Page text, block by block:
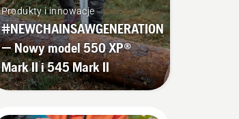
Produkty i innowacje
#NEWCHAINSAWGENERATION
— Nowy model 550 XP®
Mark II i 545 Mark II